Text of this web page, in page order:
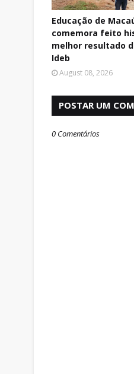
Educação de
comemora feito
melhor resultado
Ideb
August 08, 2026
POSTAR UM
0 Comentários